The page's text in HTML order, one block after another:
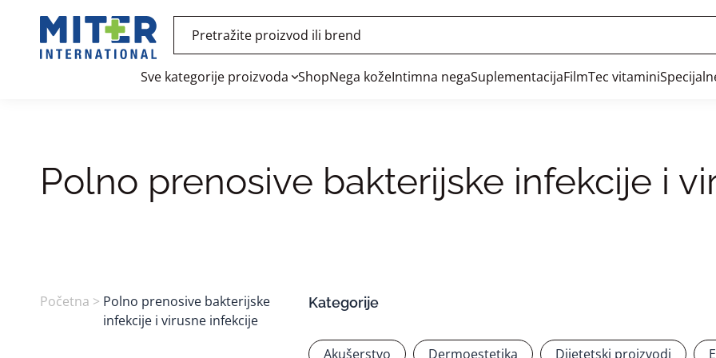
Polno prenosive bakterijske infekcije i
Početna > Polno prenosive bakterijske
infekcije i virusne infekcije
Kategorije
Akušerstvo Dermoestetika Dijetetski proizvodi